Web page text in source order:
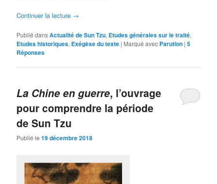
Continuer la lecture →
Publié dansActualité de Sun Tzu, Etudes générales sur le traité,
Etudes historiques, Exégèse du texte | Marqué avec Parution |5
Réponses
La Chine en guerre, l’ouvrage
pour comprendre la période
de Sun Tzu
Publié le19 décembre 2018